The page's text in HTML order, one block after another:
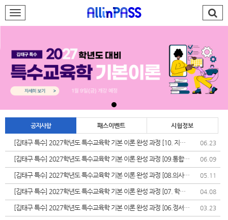
회원가입
AllinPASS팀
특수 김태구
재능기부
합격발전소
PASS#
학습지원센터
나의강의실
공지사항 패스이벤트 시험정보
[김태구 특수] 2027학년도 특수교육학 기본 이론 완성 과정 [10. 지체
장애]
06.23
[김태구 특수] 2027학년도 특수교육학 기본 이론 완성 과정 [09.통합교
육]
06.09
[김태구 특수] 2027학년도 특수교육학 기본 이론 완성 과정 [08.의사소
통장애]
05.11
[김태구 특수] 2027학년도 특수교육학 기본 이론 완성 과정 [07. 학습
장애]
04.08
[김태구 특수] 2027학년도 특수교육학 기본 이론 완성 과정 [06.정서
&bull;행동장애]
03.23